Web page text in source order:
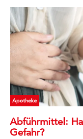
Apotheke
Abführmittel:
Gefahr?